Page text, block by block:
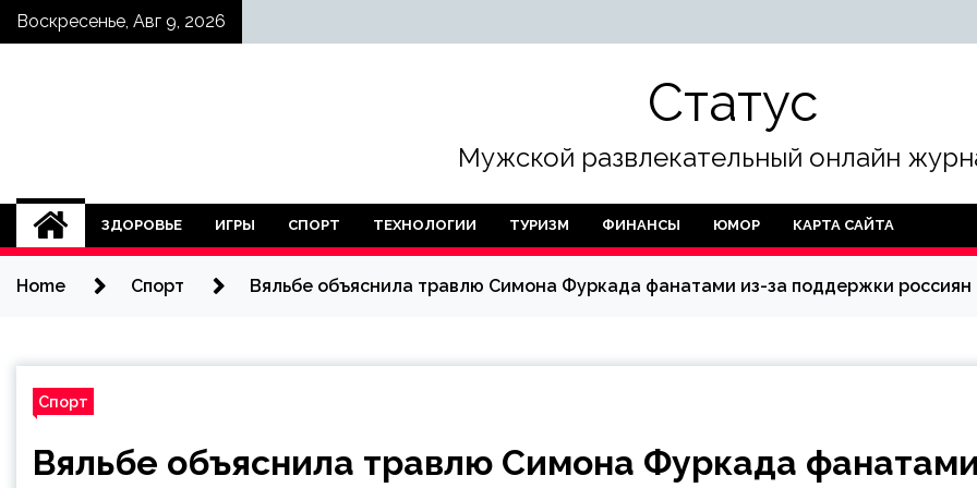
SkipВоскресенье, Авг 9, 2026
Статус
Мужской развлекательный онлайн
ЗДОРОВЬЕ ИГРЫ СПОРТ ТЕХНОЛОГИИ ТУРИЗМ ФИНАНСЫ ЮМОР КАРТА САЙТА
Home Спорт Вяльбе объяснила травлю Симона Фуркада фанатами из-за поддержки россиян
Спорт
Вяльбе объяснила травлю Симона Фуркада фанатами